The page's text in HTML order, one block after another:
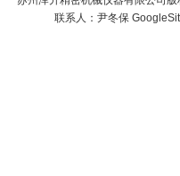
联系人：尹冬保